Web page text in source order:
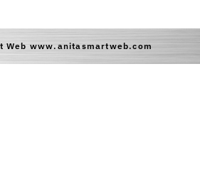
Web www.anitasmartweb.com